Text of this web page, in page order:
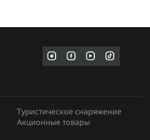
Туристическое снаряжение
Акционные товары